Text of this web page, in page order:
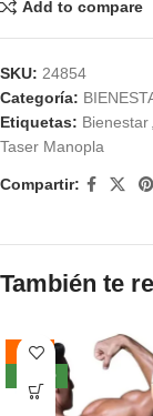
Add to compare
SKU: 24854
Categoría:
Etiquetas: Bienestar
Taser Manopla
Compartir:
También te
-49%
NUEVO